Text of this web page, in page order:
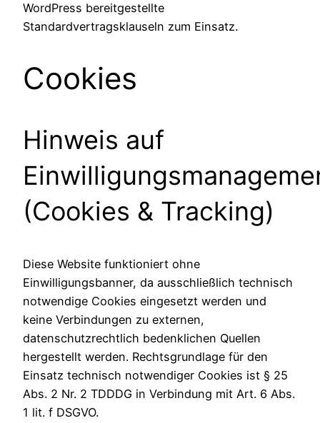
WordPress bereitgestellte
Standardvertragsklauseln zum Einsatz.
Cookies
Hinweis auf
(Cookies & Tracking)
Diese Website funktioniert ohne
Einwilligungsbanner, da ausschließlich technisch
notwendige Cookies eingesetzt werden und
keine Verbindungen zu externen,
datenschutzrechtlich bedenklichen Quellen
hergestellt werden. Rechtsgrundlage für den
Einsatz technisch notwendiger Cookies ist § 25
Abs. 2 Nr. 2 TDDDG in Verbindung mit Art. 6 Abs.
1 lit. f DSGVO.